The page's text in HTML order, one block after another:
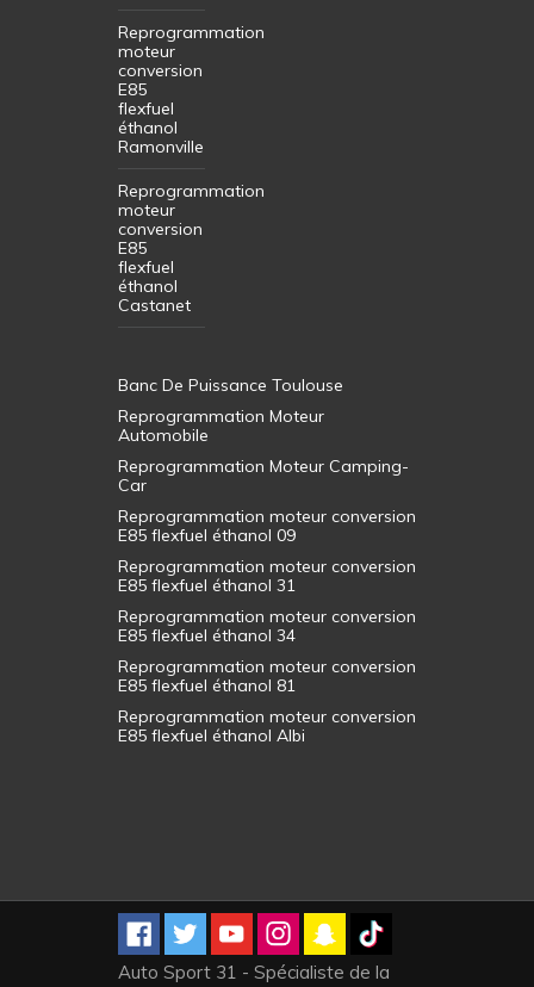
Reprogrammation
moteur
conversion
E85
flexfuel
éthanol
Ramonville
Reprogrammation
moteur
conversion
E85
flexfuel
éthanol
Castanet
Banc De Puissance Toulouse
Reprogrammation Moteur
Automobile
Reprogrammation Moteur Camping-
Car
Reprogrammation moteur conversion
E85 flexfuel éthanol 09
Reprogrammation moteur conversion
E85 flexfuel éthanol 31
Reprogrammation moteur conversion
E85 flexfuel éthanol 34
Reprogrammation moteur conversion
E85 flexfuel éthanol 81
Reprogrammation moteur conversion
E85 flexfuel éthanol Albi
Auto Sport 31 - Spécialiste de la